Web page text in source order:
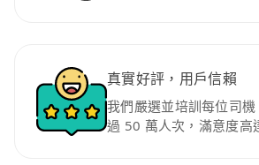
真實好評，用戶信賴
我們嚴選並培訓每位司
過 50 萬人次，滿意度高